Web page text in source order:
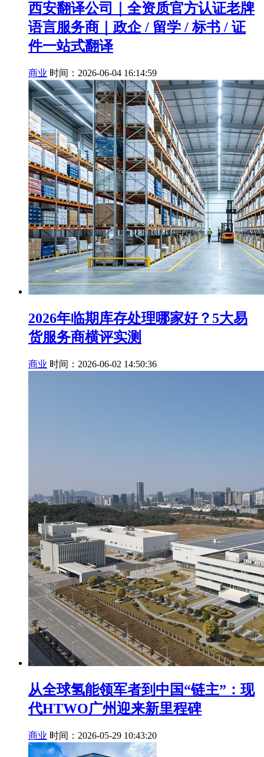
西安翻译公司｜全资质官方认证老牌
语言服务商｜政企 / 留学 / 标书 / 证
件一站式翻译
商业 时间：2026-06-04 16:14:59
2026年临期库存处理哪家好？5大易
货服务商横评实测
商业 时间：2026-06-02 14:50:36
从全球氢能领军者到中国“链主”：现
代HTWO广州迎来新里程碑
商业 时间：2026-05-29 10:43:20